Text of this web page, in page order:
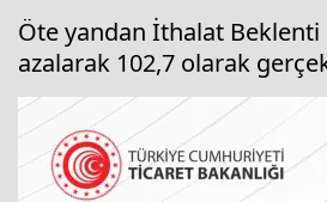
Öte yandan İthalat
azalarak 102,7 olarak